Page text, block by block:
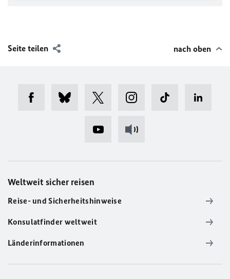
Seite teilen nach oben
Weltweit sicher reisen
Reise- und Sicherheitshinweise
Konsulatfinder weltweit
Länderinformationen